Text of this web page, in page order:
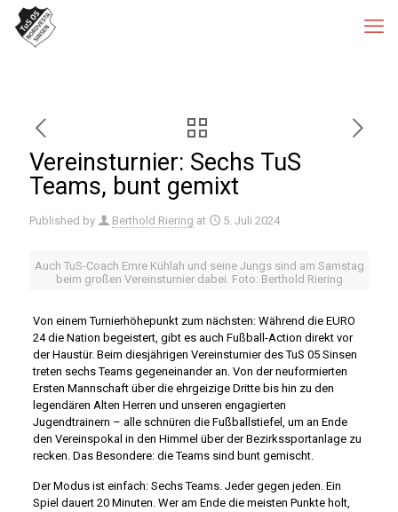
Vereinsturnier: Sechs TuS
Teams, bunt gemixt
Published by Berthold Riering at 5. Juli 2024
Auch TuS-Coach Emre Kühlah und seine Jungs sind am Samstag
beim großen Vereinsturnier dabei. Foto: Berthold Riering
Von einem Turnierhöhepunkt zum nächsten: Während die EURO
24 die Nation begeistert, gibt es auch Fußball-Action direkt vor
der Haustür. Beim diesjährigen Vereinsturnier des TuS 05 Sinsen
treten sechs Teams gegeneinander an. Von der neuformierten
Ersten Mannschaft über die ehrgeizige Dritte bis hin zu den
legendären Alten Herren und unseren engagierten
Jugendtrainern – alle schnüren die Fußballstiefel, um an Ende
den Vereinspokal in den Himmel über der Bezirkssportanlage zu
recken. Das Besondere: die Teams sind bunt gemischt.
Der Modus ist einfach: Sechs Teams. Jeder gegen jeden. Ein
Spiel dauert 20 Minuten. Wer am Ende die meisten Punkte holt,